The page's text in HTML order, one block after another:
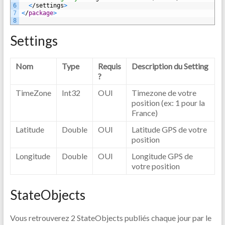
6
7
8
</settings>
</package>
Settings
Nom Type
Requis
?
Description du Setting
TimeZone Int32 OUI
Timezone de votre
position (ex: 1 pour la
France)
Latitude
Double OUI
Latitude GPS de votre
position
Longitude
Double OUI
Longitude GPS de
votre position
StateObjects
Vous retrouverez 2 StateObjects publiés chaque jour par le